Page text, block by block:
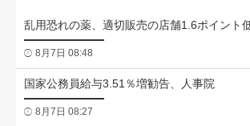
乱用恐れの薬、適切販売の店舗1.6ポイント
8月7日 08:48
国家公務員給与3.51％増勧告、人事院
8月7日 08:27